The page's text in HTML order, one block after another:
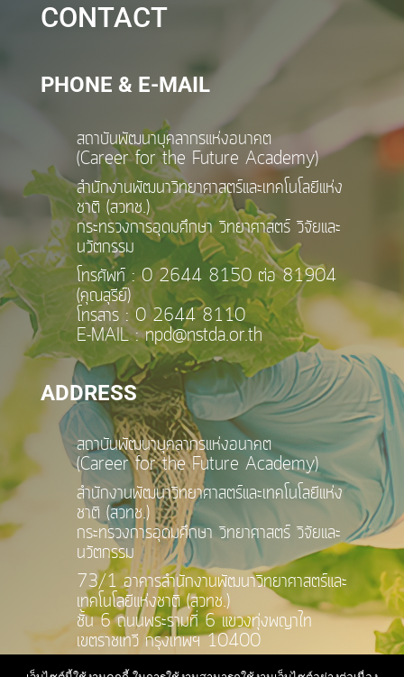
CONTACT
PHONE & E-MAIL
สถาบันพัฒนาบุคลากรแห่งอนาคต
(Career for the Future Academy)
สำนักงานพัฒนาวิทยาศาสตร์และเทคโนโลยีแห่ง
ชาติ (สวทช.)
กระทรวงการอุดมศึกษา วิทยาศาสตร์ วิจัยและ
นวัตกรรม
โทรศัพท์ : 0 2644 8150 ต่อ81904
(คุณสุรีย์)
โทรสาร : 0 2644 8110
E-MAIL : npd@nstda.or.th
ADDRESS
สถาบันพัฒนาบุคลากรแห่งอนาคต
(Career for the Future Academy)
สำนักงานพัฒนาวิทยาศาสตร์และเทคโนโลยีแห่ง
ชาติ (สวทช.)
กระทรวงการอุดมศึกษา วิทยาศาสตร์ วิจัยและ
นวัตกรรม
73/1 อาคารสำนักงานพัฒนาวิทยาศาสตร์และ
เทคโนโลยีแห่งชาติ (สวทช.)
ชั้น 6 ถนนพระรามที่ 6 แขวงทุ่งพญาไท
เขตราชเทวี กรุงเทพฯ 10400